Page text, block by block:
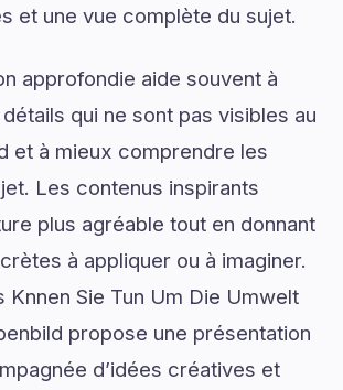
et une vue complète du sujet.
approfondie aide souvent à
qui ne sont pas visibles au
et à mieux comprendre les
Les contenus inspirants
plus agréable tout en donnant
à appliquer ou à imaginer.
Knnen Sie Tun Um Die Umwelt
propose une présentation
d’idées créatives et